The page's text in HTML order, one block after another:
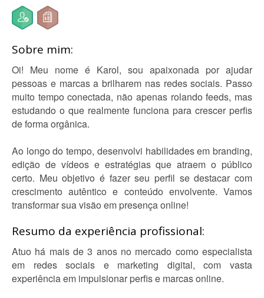
Sobre mim:
Oi! Meu nome é Karol, sou apaixonada por ajudar
pessoas e marcas a brilharem nas redes sociais. Passo
muito tempo conectada, não apenas rolando feeds, mas
estudando o que realmente funciona para crescer perfis
de forma orgânica.
Ao longo do tempo, desenvolvi habilidades em branding,
edição de vídeos e estratégias que atraem o público
certo. Meu objetivo é fazer seu perfil se destacar com
crescimento autêntico e conteúdo envolvente. Vamos
transformar sua visão em presença online!
Resumo da experiência profissional:
Atuo há mais de 3 anos no mercado como especialista
em redes sociais e marketing digital, com vasta
experiência em impulsionar perfis e marcas online.